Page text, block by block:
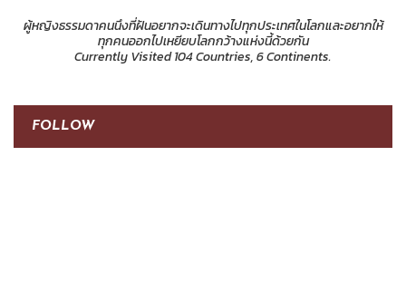
ผู้หญิงธรรมดาคนนึงที่ฝันอยากจะเดินทางไปทุกประเทศในโลกและอยากให้
ทุกคนออกไปเหยียบโลกกว้างแห่งนี้ด้วยกัน
Currently Visited 104 Countries, 6 Continents.
FOLLOW